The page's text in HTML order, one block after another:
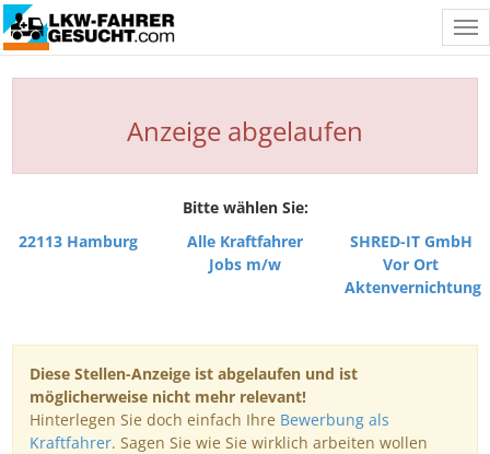
Anzeige abgelaufen
Bitte wählen Sie:
22113 Hamburg
Alle Kraftfahrer
Jobs m/w
SHRED-IT GmbH
Vor Ort
Aktenvernichtung
Diese Stellen-Anzeige ist abgelaufen und ist
möglicherweise nicht mehr relevant!
Hinterlegen Sie doch einfach Ihre Bewerbung als
Kraftfahrer. Sagen Sie wie Sie wirklich arbeiten wollen